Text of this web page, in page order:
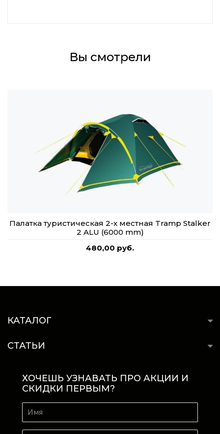
Вы смотрели
Палатка туристическая 2-х местная Tramp Stalker
2 ALU (6000 mm)
480,00 руб.
КАТАЛОГ
СТАТЬИ
ХОЧЕШЬ УЗНАВАТЬ ПРО АКЦИИ И
СКИДКИ ПЕРВЫМ?